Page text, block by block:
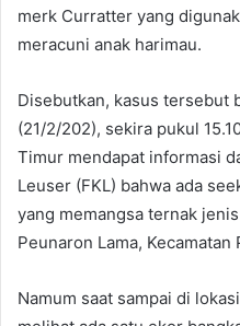
merk Curratter yang
meracuni anak harimau.
Disebutkan, kasus tersebut
(21/2/202), sekira pukul
Timur mendapat informasi
Leuser (FKL) bahwa ada
yang memangsa ternak
Peunaron Lama, Kecamatan
Namum saat sampai di